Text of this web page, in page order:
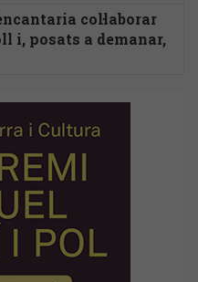
col·laborar
i, posats a demanar,